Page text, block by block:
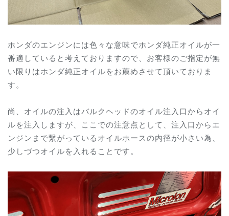
ホンダのエンジンには色々な意味でホンダ純正オイルが一
番適していると考えておりますので、お客様のご指定が無
い限りはホンダ純正オイルをお薦めさせて頂いておりま
す。
尚、オイルの注入はバルクヘッドのオイル注入口からオイ
ルを注入しますが、ここでの注意点として、注入口からエ
ンジンまで繋がっているオイルホースの内径が小さい為、
少しづつオイルを入れることです。